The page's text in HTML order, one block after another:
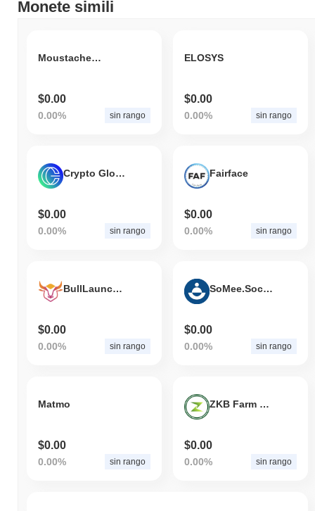
Monete simili
Moustache Man
$0.00
0.00% sin rango
ELOSYS
$0.00
0.00% sin rango
Crypto Global United
$0.00
0.00% sin rango
Fairface
$0.00
0.00% sin rango
BullLauncher
$0.00
0.00% sin rango
SoMee.Social
$0.00
0.00% sin rango
Matmo
$0.00
0.00% sin rango
ZKB Farm Token
$0.00
0.00% sin rango